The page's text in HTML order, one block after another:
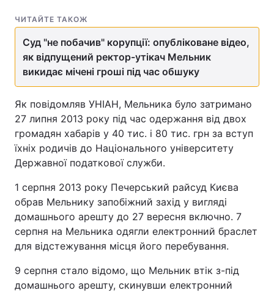
ЧИТАЙТЕ ТАКОЖ
Суд "не побачив" корупції: опубліковане відео,
як відпущений ректор-утікач Мельник
викидає мічені гроші під час обшуку
Як повідомляв УНІАН, Мельника було затримано
27 липня 2013 року під час одержання від двох
громадян хабарів у 40 тис. і 80 тис. грн за вступ
їхніх родичів до Національного університету
Державної податкової служби.
1 серпня 2013 року Печерський райсуд Києва
обрав Мельнику запобіжний захід у вигляді
домашнього арешту до 27 вересня включно. 7
серпня на Мельника одягли електронний браслет
для відстежування місця його перебування.
9 серпня стало відомо, що Мельник втік з-під
домашнього арешту, скинувши електронний